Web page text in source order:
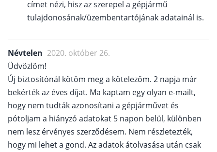
címet nézi, hisz az szerepel a gépjármű
tulajdonosának/üzembentartójának adatainál is.
Névtelen 2020. október 26.
Üdvözlöm!
Új biztosítónál kötöm meg a kötelezőm. 2 napja már
bekérték az éves díjat. Ma kaptam egy olyan e-mailt,
hogy nem tudták azonosítani a gépjárművet és
pótoljam a hiányzó adatokat 5 napon belül, különben
nem lesz érvényes szerződésem. Nem részletezték,
hogy mi lehet a gond. Az adatok átolvasása után csak